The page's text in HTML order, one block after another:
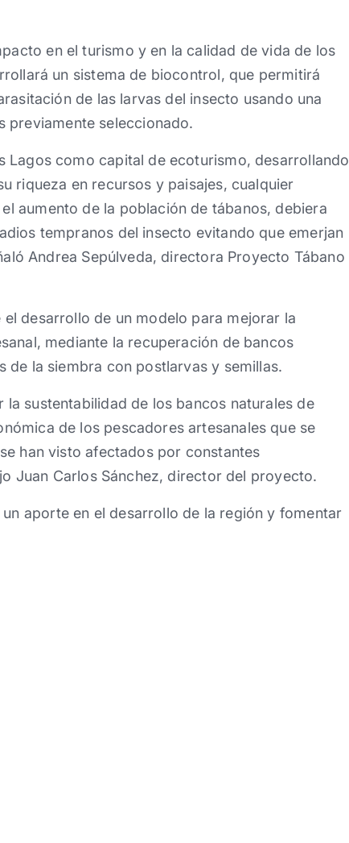
en el turismo y en la calidad de vida de los
un sistema de biocontrol, que permitirá
de las larvas del insecto usando una
previamente seleccionado.
Lagos como capital de ecoturismo, desarrollando
riqueza en recursos y paisajes, cualquier
aumento de la población de tábanos, debiera
tempranos del insecto evitando que emerjan
Andrea Sepúlveda, directora Proyecto Tábano
desarrollo de un modelo para mejorar la
mediante la recuperación de bancos
de la siembra con postlarvas y semillas.
sustentabilidad de los bancos naturales de
de los pescadores artesanales que se
han visto afectados por constantes
Juan Carlos Sánchez, director del proyecto.
aporte en el desarrollo de la región y fomentar